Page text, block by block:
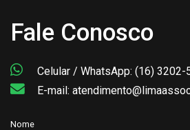
Fale Conosco
Celular / WhatsApp: (16) 3202-
E-mail:
Nome